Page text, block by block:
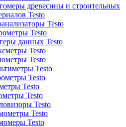
древесины и строительных
Testo
Testo
Testo
данных Testo
Testo
Testo
Testo
Testo
Testo
Testo
Testo
Testo
Testo